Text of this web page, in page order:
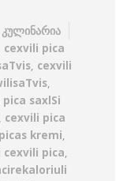
კულინარია
cexvili pica
, cexvili
,
saxlSi
, cexvili pica
kremi,
pica,